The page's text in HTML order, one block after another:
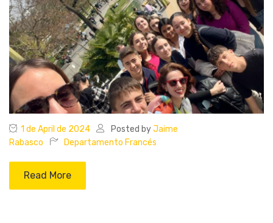
1 de April de 2024 Posted byJaime
Rabasco
Departamento Francés
Read More